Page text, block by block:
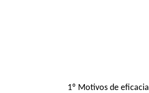
1º Motivos de eficacia